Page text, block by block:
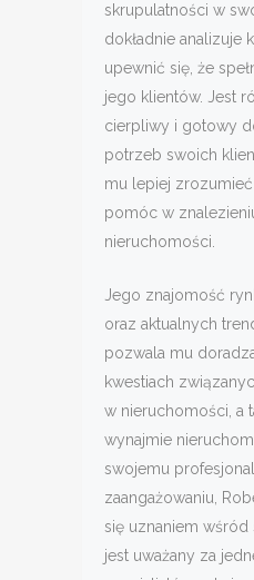
skrupulatności w
dokładnie analizuje
upewnić się, że
jego klientów. Jest
cierpliwy i gotowy
potrzeb swoich
mu lepiej
pomóc w
nieruchomości.
Jego znajomość
oraz aktualnych
pozwala mu
kwestiach
w nieruchomości, a
wynajmie
swojemu
zaangażowaniu,
się uznaniem
jest uważany za